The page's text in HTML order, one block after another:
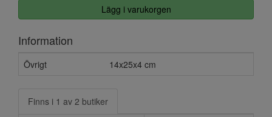
Lägg i varukorgen
Information
Övrigt 14x25x4 cm
Finns i 1 av 2 butiker